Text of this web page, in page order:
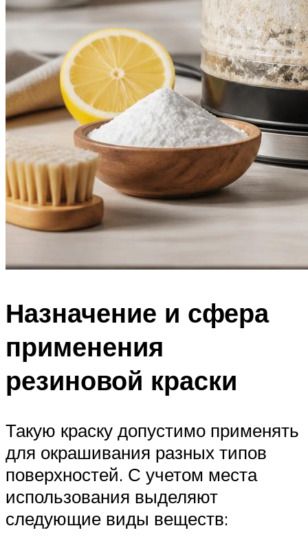
Назначение и сфера
применения
резиновой краски
Такую краску допустимо применять
для окрашивания разных типов
поверхностей. С учетом места
использования выделяют
следующие виды веществ: